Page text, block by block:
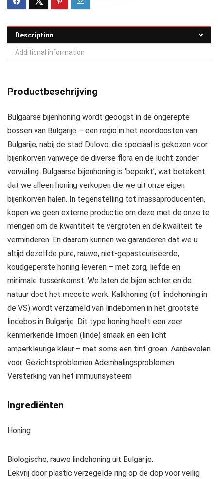
Description
Additional information
Productbeschrijving
Bulgaarse bijenhoning wordt geoogst in de ongerepte
bossen van Bulgarije – een regio in het noordoosten van
Bulgarije, nabij de stad Dulovo, die speciaal is gekozen voor
bijenkorven vanwege de diverse flora en de lucht zonder
vervuiling. Bulgaarse bijenhoning is ‘beperkt’, wat betekent
dat we alleen honing verkopen die we uit onze eigen
bijenkorven halen. In tegenstelling tot massaproducenten,
kopen we geen externe productie om deze met de onze te
mengen om de kwantiteit te vergroten en de kwaliteit te
verminderen. En daarom kunnen we garanderen dat we u
altijd dezelfde pure, rauwe, niet-gepasteuriseerde,
koudgeperste honing leveren – met zorg, liefde en
minimale tussenkomst. We laten de bijen achter en de
natuur doet het meeste werk. Kalkhoning (of lindehoning in
de VS) wordt verzameld van lindebomen in het grootste
lindebos in Bulgarije. Dit type honing heeft een zeer
kenmerkende limoen (linde) smaak en een licht
amberkleurige kleur – met soms een tint groen. Aanbevolen
voor: Gezichtsproblemen Ademhalingsproblemen
Versterking van het immuunsysteem
Ingrediënten
Honing
Biologische, rauwe lindehoning uit Bulgarije.
Lekvrij door plastic verzegelde ring op de dop voor veilig